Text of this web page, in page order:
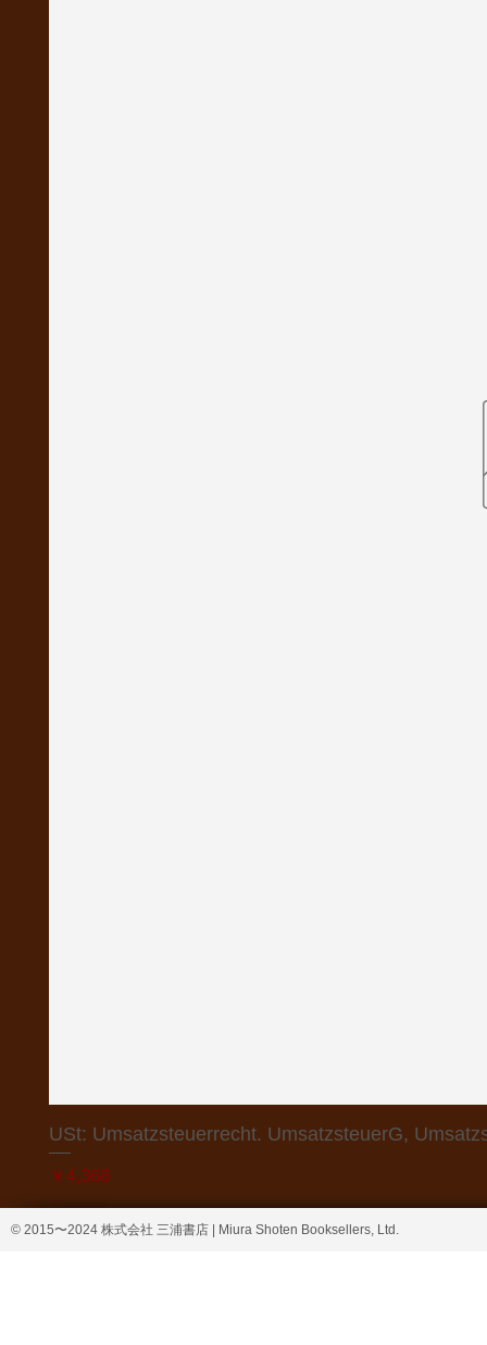
USt: Umsatzsteuerrecht. UmsatzsteuerG,
価格
￥4,368
© 2015〜2024 株式会社 三浦書店 | Miura Shoten Booksellers, Ltd.